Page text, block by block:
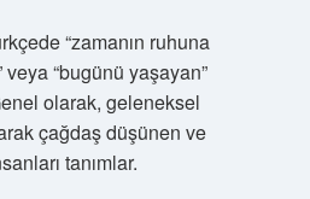
“zamanın ruhuna
veya “bugünü yaşayan”
olarak, geleneksel
çağdaş düşünen ve
tanımlar.